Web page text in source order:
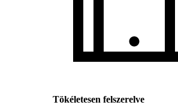
Tökéletesen felszerelve